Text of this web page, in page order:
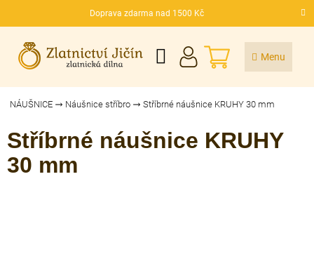
Doprava zdarma nad 1500 Kč
CZK
NÁKUPNÍ
KOŠÍK
NÁUŠNICE Náušnice stříbro Stříbrné náušnice KRUHY 30 mm
Stříbrné náušnice KRUHY
30 mm